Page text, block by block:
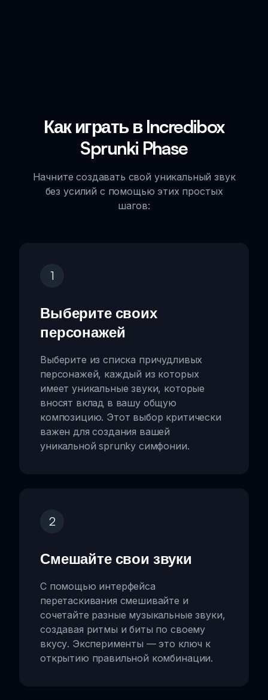
Как играть в Incredibox
Sprunki Phase
Начните создавать свой уникальный звук
без усилий с помощью этих простых
шагов:
1
Выберите своих
персонажей
Выберите из списка причудливых
персонажей, каждый из которых
имеет уникальные звуки, которые
вносят вклад в вашу общую
композицию. Этот выбор критически
важен для создания вашей
уникальной sprunky симфонии.
2
Смешайте свои звуки
С помощью интерфейса
перетаскивания смешивайте и
сочетайте разные музыкальные звуки,
создавая ритмы и биты по своему
вкусу. Эксперименты — это ключ к
открытию правильной комбинации.